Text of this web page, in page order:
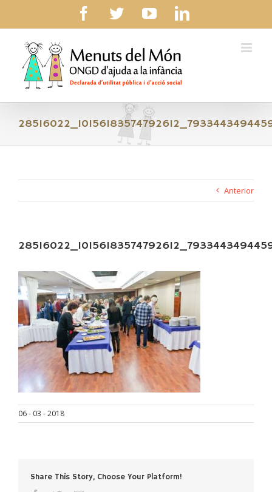
content
facebook
twitteryoutubelinkedin
Anterior
06 - 03 - 2018
Share This Story, Choose Your Platform!